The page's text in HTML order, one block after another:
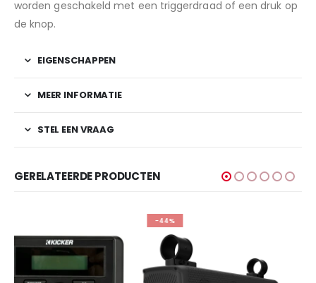
worden geschakeld met een triggerdraad of een druk op
de knop.
EIGENSCHAPPEN
MEER INFORMATIE
STEL EEN VRAAG
GERELATEERDE PRODUCTEN